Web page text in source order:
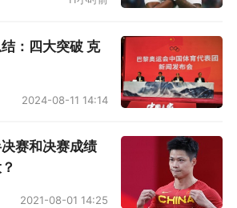
头球摆渡，柯蒂斯·琼斯头球破
越位在先，进球无效。
：四大突破 克
2024-08-11 14:14
决赛和决赛成绩
2021-08-01 14:25